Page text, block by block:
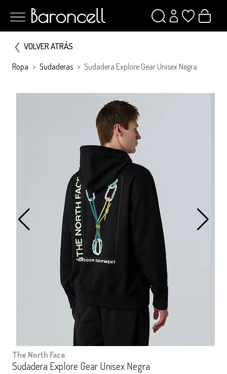
VOLVER ATRÁS
Ropa Sudaderas Sudadera Explore Gear Unisex Negra
The North Face
Sudadera Explore Gear Unisex Negra